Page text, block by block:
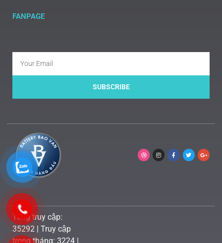
FANPAGE
SUBSCRIBE
Tổng truy cập:
35292 | Truy cập
trong tháng: 3224 |